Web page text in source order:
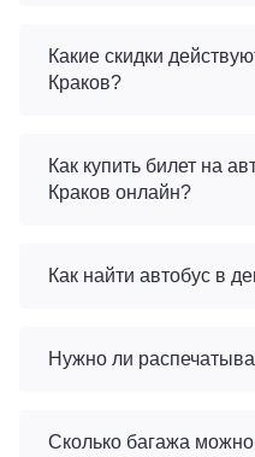
Какие скидки
Краков?
Как купить билет на
Краков онлайн?
Как найти автобус в
Нужно ли
Сколько багажа